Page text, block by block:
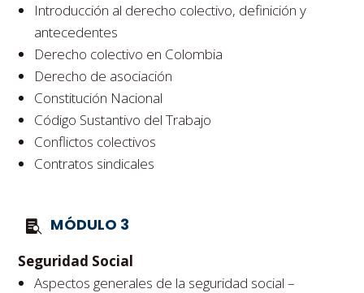
Introducción al derecho colectivo, definición y
antecedentes
Derecho colectivo en Colombia
Derecho de asociación
Constitución Nacional
Código Sustantivo del Trabajo
Conflictos colectivos
Contratos sindicales
MÓDULO 3
Seguridad Social
Aspectos generales de la seguridad social –